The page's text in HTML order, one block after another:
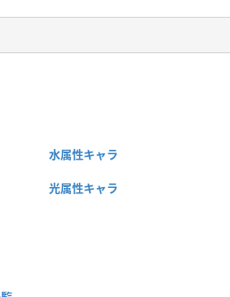
水属性キャラ
光属性キャラ